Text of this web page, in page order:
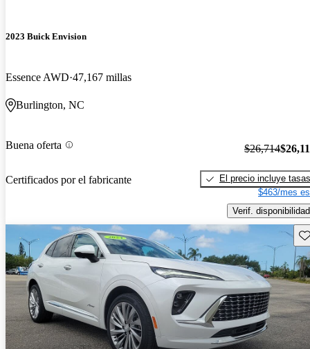
2023 Buick Envision
Essence AWD 47,167 millas
Burlington, NC
Buena oferta
Certificados por el fabricante
$26,714
El precio incluye tasas
$463/mes
Verif. disponibilidad